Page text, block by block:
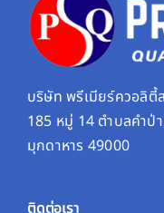
บริษัท พรีเมียร์ควอลิตี้
185 หมู่ 14 ตำบลคำป่
มุกดาหาร 49000
ติดต่อเรา